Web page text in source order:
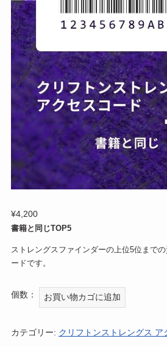
¥4,200
書籍と同じTOP5
ストレングスファインダーの上位5位まで
ードです。
【TOP5】
ク
フ
お買い物カゴに追加
カテゴリー: クリフトンストレングス ア